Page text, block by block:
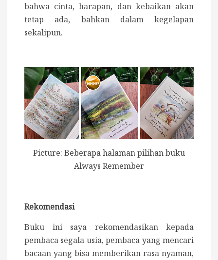
bahwa cinta, harapan, dan kebaikan akan
tetap ada, bahkan dalam kegelapan
sekalipun.
Picture: Beberapa halaman pilihan buku
Always Remember
Rekomendasi
Buku ini saya rekomendasikan kepada
pembaca segala usia, pembaca yang mencari
bacaan yang bisa memberikan rasa nyaman,